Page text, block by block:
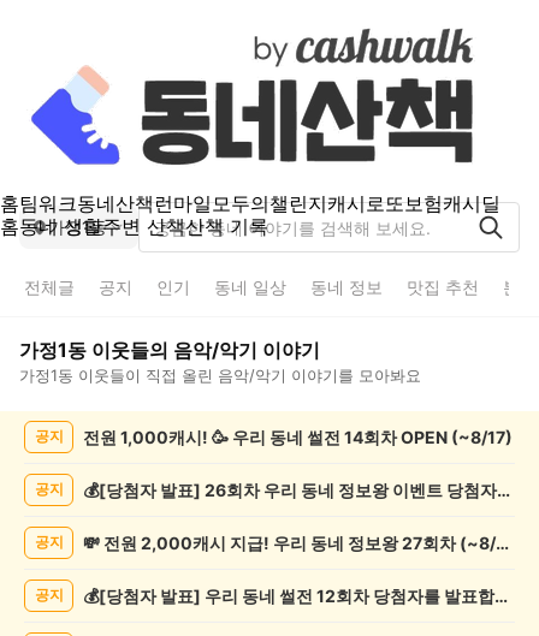
홈팀워크동네산책런마일모두의챌린지캐시로또보험캐시딜
홈동네 생활주변 산책산책 기록
가정1동
전체글 공지 인기 동네 일상 동네 정보 맛집 추천 분
가정1동 이웃들의 음악/악기 이야기
가정1동 이웃들이 직접 올린 음악/악기 이야기를 모아봐요
악/
공지 전원 1,000캐시! 🥳 우리 동네 썰전 14회차 OPEN (~8/17)
공지 💰[당첨자 발표] 26회차 우리 동네 정보왕 이벤트 당첨자를 발표합니다!
공지 💸 전원 2,000캐시 지급! 우리 동네 정보왕 27회차 (~8/10)
공지 💰[당첨자 발표] 우리 동네 썰전 12회차 당첨자를 발표합니다!